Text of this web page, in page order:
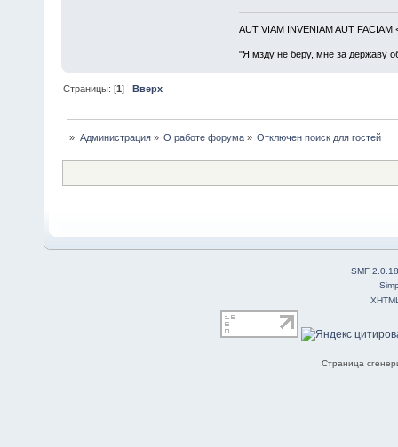
AUT VIAM INVENIAM AUT FACIAM
"Я мзду не беру, мне за державу
Страницы: [1]Вверх
» Администрация» О работе форума» Отключен поиск для гостей
SMF 2.0.18
Страница